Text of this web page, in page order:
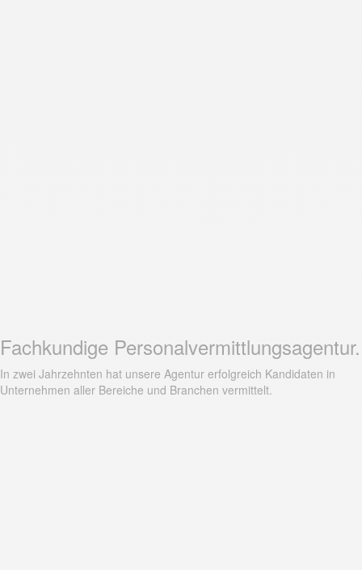
Fachkundige Personalvermittlungsagentur.
In zwei Jahrzehnten hat unsere Agentur erfolgreich Kandidaten in
Unternehmen aller Bereiche und Branchen vermittelt.